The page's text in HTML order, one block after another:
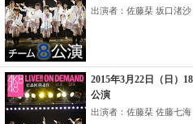
出演者：佐藤栞 坂口渚沙
2015年3月22日（日）
公演
出演者：佐藤栞 佐藤七海